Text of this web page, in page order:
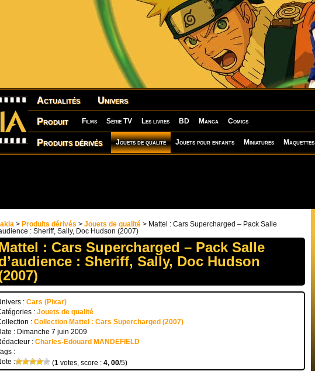
Actualités Univers
Produit Films Série TV Les livres BD Manga Comics
Produits dérivés Jouets de qualité Jouets pour enfants Miniatures Maquettes
> Produits dérivés > Jouets de qualité > Mattel : Cars Supercharged – Pack Salle
: Sheriff, Sally, Doc Hudson (2007)
: Cars Supercharged – Pack Salle
: Sheriff, Sally, Doc Hudson
: Cars (Pixar)
: Jouets de qualité
: Collection Mattel : Cars Supercharged (2007)
: Dimanche 7 juin 2009
: Charles-Edouard MANDEFIELD
:
:
(1 votes, score : 4, 00/5)